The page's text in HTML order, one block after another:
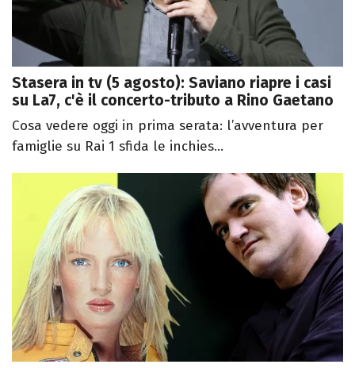
Stasera in tv (5 agosto): Saviano riapre i casi
su La7, c'è il concerto-tributo a Rino Gaetano
Cosa vedere oggi in prima serata: l’avventura per
famiglie su Rai 1 sfida le inchies...